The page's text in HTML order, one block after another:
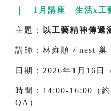
｜ 1月講座 生活x工
主題： 以工藝精神傳遞
講師：林雍順 / nest
日期：2026年1月16日
時間：14:00-16:00（
QA）